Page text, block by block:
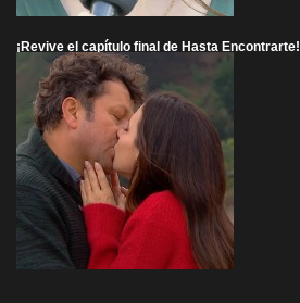
¡Revive el capítulo final de Hasta Encontrarte!